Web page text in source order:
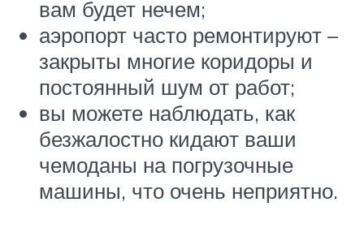
вам будет нечем;
аэропорт часто ремонтируют –
закрыты многие коридоры и
постоянный шум от работ;
вы можете наблюдать, как
безжалостно кидают ваши
чемоданы на погрузочные
машины, что очень неприятно.